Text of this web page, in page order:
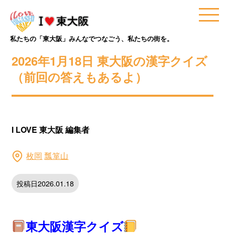
私たちの「東大阪」みんなでつなごう、私たちの街を。
2026年1月18日 東大阪の漢字クイズ
（前回の答えもあるよ）
I LOVE 東大阪 編集者
枚岡 瓢箪山
投稿日2026.01.18
東大阪漢字クイズ